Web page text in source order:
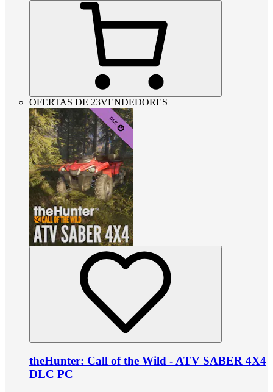
OFERTAS DE 23VENDEDORES
theHunter: Call of the Wild - ATV SABER 4X4
DLC PC